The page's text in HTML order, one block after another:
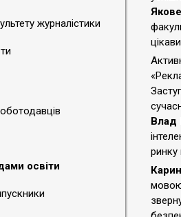
журналістики
освіти
Влад
ринку